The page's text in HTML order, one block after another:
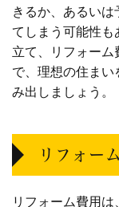
きるか、あるい
てしまう可能性も
立て、リフォーム
で、理想の住ま
み出しましょう。
リフォー
リフォーム費用